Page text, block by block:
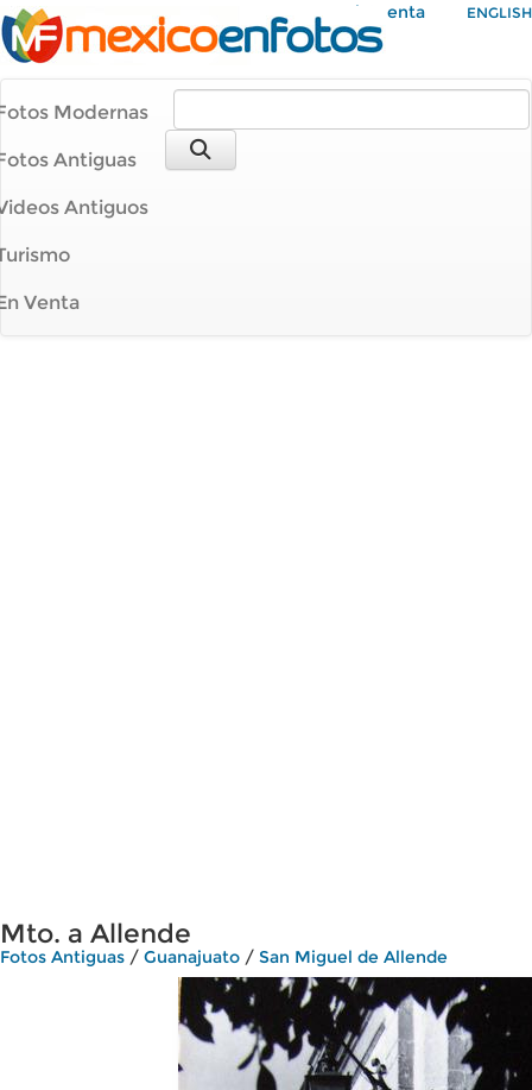
Mi Cuenta ENGLISH
Modernas
Antiguas
Antiguos
Venta
Mto. a Allende
Fotos Antiguas / Guanajuato / San Miguel de Allende